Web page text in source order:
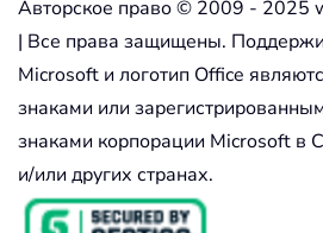
Авторское право © 2009 - 2025
| Все права защищены.
Microsoft и логотип Office
знаками или
знаками корпорации Microsoft в
и/или других странах.